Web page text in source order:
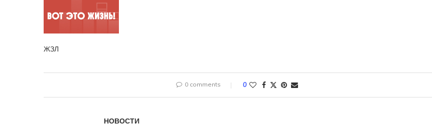
ЖЗЛ
0 comments 0
НОВОСТИ